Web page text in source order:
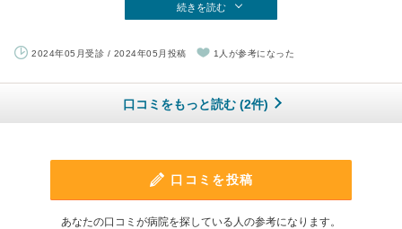
続きを読む
2024年05月受診 / 2024年05月投稿 1人が参考になった
口コミをもっと読む (2件)
口コミを投稿
あなたの口コミが病院を探している人の参考になります。